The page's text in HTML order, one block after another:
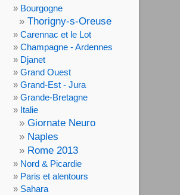
Bourgogne
Thorigny-s-Oreuse
Carennac et le Lot
Champagne - Ardennes
Djanet
Grand Ouest
Grand-Est - Jura
Grande-Bretagne
Italie
Giornate Neuro
Naples
Rome 2013
Nord & Picardie
Paris et alentours
Sahara